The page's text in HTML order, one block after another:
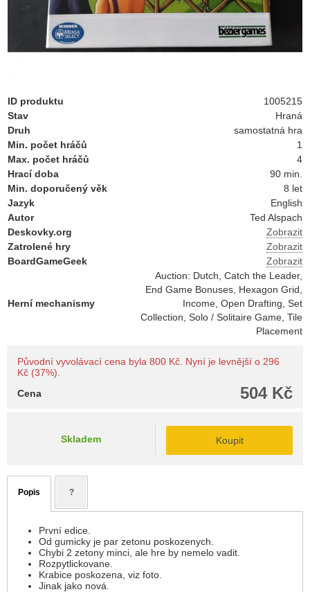
ID produktu
1005215
Stav
Hraná
Druh
samostatná hra
Min. počet hráčů
1
Max. počet hráčů
4
Hrací doba
90 min.
Min. doporučený věk
8 let
Jazyk
English
Autor
Ted Alspach
Deskovky.org
Zobrazit
Zatrolené hry
Zobrazit
BoardGameGeek
Zobrazit
Herní mechanismy
Auction: Dutch, Catch the Leader,
End Game Bonuses, Hexagon Grid,
Income, Open Drafting, Set
Collection, Solo / Solitaire Game, Tile
Placement
Původní vyvolávací cena byla 800 Kč. Nyní je levnější o 296
Kč (37%).
504 Kč
Cena
Skladem Koupit
Popis ?
První edice.
Od gumicky je par zetonu poskozenych.
Chybi 2 zetony minci, ale hre by nemelo vadit.
Rozpytlickovane.
Krabice poskozena, viz foto.
Jinak jako nová.